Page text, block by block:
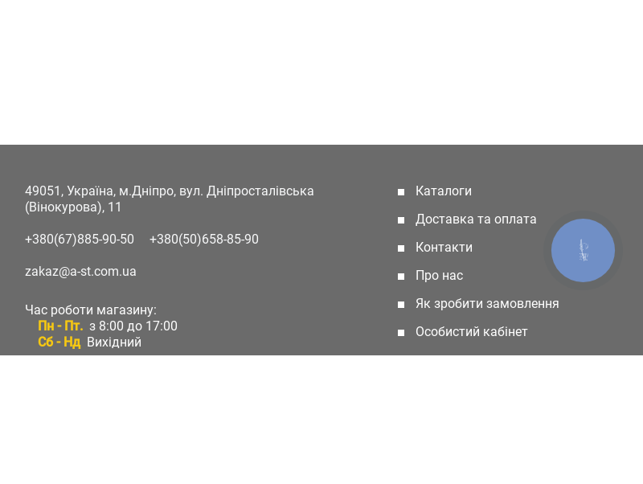
49051, Україна, м.Дніпро, вул. Дніпросталівська
(Вінокурова), 11
+380(67)885-90-50 +380(50)658-85-90
zakaz@a-st.com.ua
Час роботи магазину:
Пн - Пт. з 8:00 до 17:00
Сб - Нд Вихідний
Каталоги
Доставка та оплата
Контакти
Про нас
Як зробити замовлення
Особистий кабінет
КНОПКА
ЗВ'ЯЗКУ